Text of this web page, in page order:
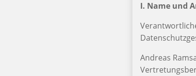
I. Name und
Andreas